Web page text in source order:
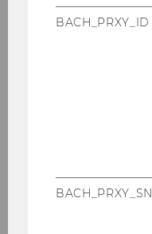
BACH_PRXY_ID
BACH_PRXY_SN